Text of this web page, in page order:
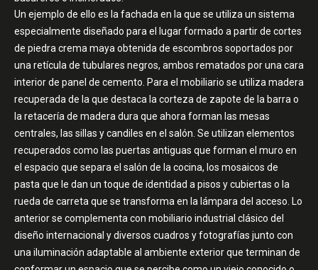
Un ejemplo de ello es la fachada en la que se utiliza un sistema
especialmente diseñado para el lugar formado a partir de cortes
de piedra crema maya obtenida de escombros soportados por
una retícula de tubulares negros, ambos rematados por una cara
interior de panel de cemento. Para el mobiliario se utiliza madera
recuperada de la que destaca la corteza de zapote de la barra o
la retacería de madera dura que ahora forman las mesas
centrales, las sillas y candiles en el salón. Se utilizan elementos
recuperados como las puertas antiguas que forman el muro en
el espacio que separa el salón de la cocina, los mosaicos de
pasta que le dan un toque de identidad a pisos y cubiertas o la
rueda de carreta que se transforma en la lámpara del acceso. Lo
anterior se complementa con mobiliario industrial clásico del
diseño internacional y diversos cuadros y fotografías junto con
una iluminación adaptable al ambiente exterior que terminan de